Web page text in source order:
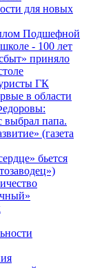
для новых
Подшефной
- 100 лет
приняло
ГК
в области
выбрал папа.
(газета
бьется